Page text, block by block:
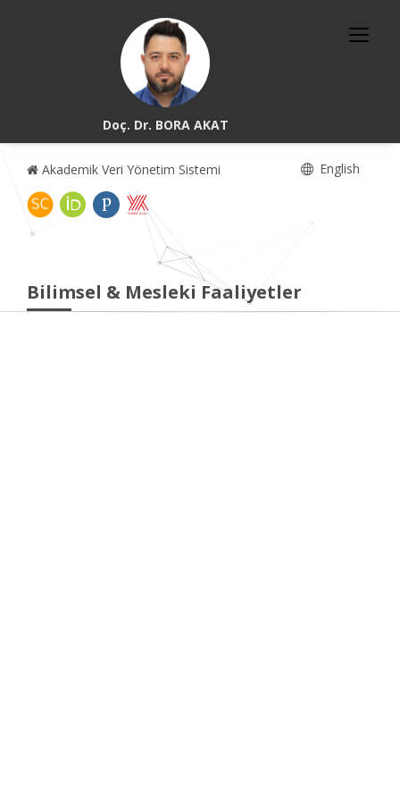
Doç. Dr. BORA AKAT
Akademik Veri Yönetim Sistemi English
Bilimsel & Mesleki Faaliyetler